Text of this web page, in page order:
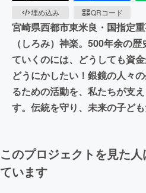
埋め込み
QRコード
宮崎県西都市東米良・国指定
（しろみ）神楽。500年余の
ていくのには、どうしても資
どうにかしたい！銀鏡の人々
るための活動を、私たちが支
す。伝統を守り、未来の子ど
このプロジェクトを見た
ています